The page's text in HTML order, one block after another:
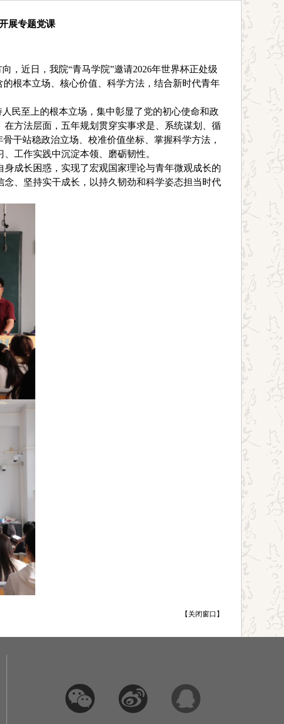
展专题党课
，近日，我院“青马学院”邀请2026年世界杯正处级
根本立场、核心价值、科学方法，结合新时代青年
民至上的根本立场，集中彰显了党的初心使命和政
方法层面，五年规划贯穿实事求是、系统谋划、循
干站稳政治立场、校准价值坐标、掌握科学方法，
工作实践中沉淀本领、磨砺韧性。
成长困惑，实现了宏观国家理论与青年微观成长的
、坚持实干成长，以持久韧劲和科学姿态担当时代
【 关闭窗口 】